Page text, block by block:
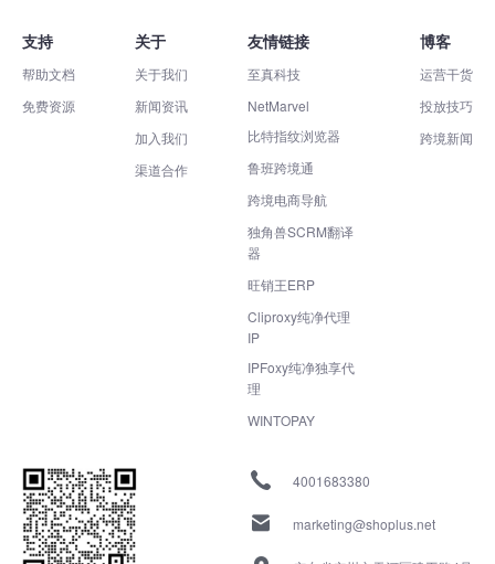
支持
帮助文档
免费资源
关于
关于我们
新闻资讯
加入我们
渠道合作
友情链接
至真科技
NetMarvel
比特指纹浏览器
鲁班跨境通
跨境电商导航
独角兽SCRM翻译
器
旺销王ERP
Cliproxy纯净代理
IP
IPFoxy纯净独享代
理
WINTOPAY
博客
运营干货
投放技巧
跨境新闻
4001683380
marketing@shoplus.net